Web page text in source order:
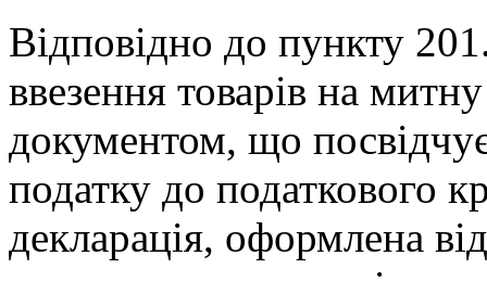
Відповідно до пункту
ввезення товарів на
документом, що
податку до податкового
декларація, оформлена